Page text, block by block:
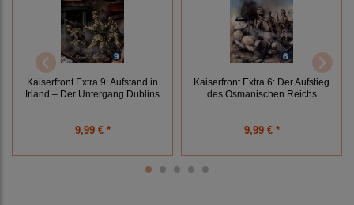
Kaiserfront Extra 9: Aufstand in
Irland – Der Untergang Dublins
9,99 € *
Kaiserfront Extra 6: Der Aufstieg
des Osmanischen Reichs
9,99 € *